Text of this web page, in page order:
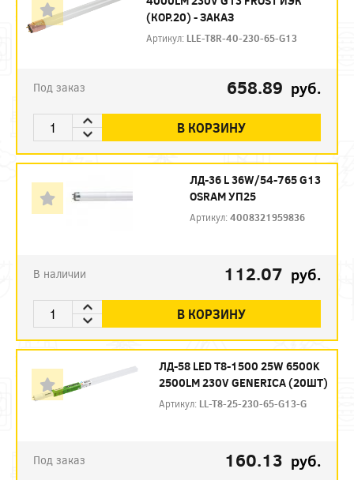
(КОР.20) - ЗАКАЗ
Артикул: LLE-T8R-40-230-65-G13
Под заказ 658.89 руб.
В КОРЗИНУ
ЛД-36 L 36W/54-765 G13
OSRAM УП25
Артикул:4008321959836
В наличии 112.07 руб.
В КОРЗИНУ
ЛД-58 LED T8-1500 25W 6500K
2500LM 230V GENERICA (20ШТ)
Артикул: LL-T8-25-230-65-G13-G
Под заказ 160.13 руб.